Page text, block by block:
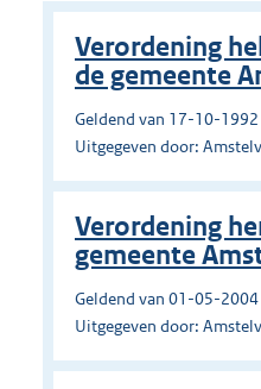
Verordening
de gemeente
Geldend van 17-10-
Uitgegeven door:
Verordening
gemeente
Geldend van 01-05-
Uitgegeven door: